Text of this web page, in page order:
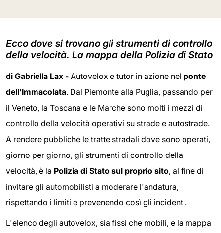
Ecco dove si trovano gli strumenti di controllo
della velocità. La mappa della Polizia di Stato
di Gabriella Lax - Autovelox e tutor in azione nel ponte
dell'Immacolata. Dal Piemonte alla Puglia, passando per
il Veneto, la Toscana e le Marche sono molti i mezzi di
controllo della velocità operativi su strade e autostrade.
A rendere pubbliche le tratte stradali dove sono operati,
giorno per giorno, gli strumenti di controllo della
velocità, è la Polizia di Stato sul proprio sito, al fine di
invitare gli automobilisti a moderare l'andatura,
rispettando i limiti e prevenendo così gli incidenti.
L'elenco degli autovelox, sia fissi che mobili, e la mappa